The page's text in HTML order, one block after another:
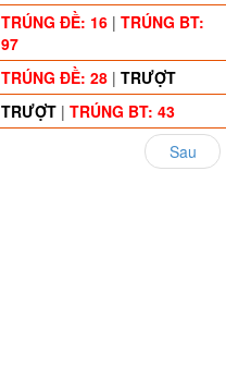
TRÚNG ĐỀ: 16 | TRÚNG BT:
97
TRÚNG ĐỀ: 28 | TRƯỢT
TRƯỢT | TRÚNG BT: 43
Sau